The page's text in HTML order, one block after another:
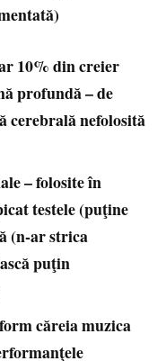
10% din creier
profundă – de
cerebrală nefolosită
– folosite în
testele (puţine
(n-ar strica
puţin
căreia muzica